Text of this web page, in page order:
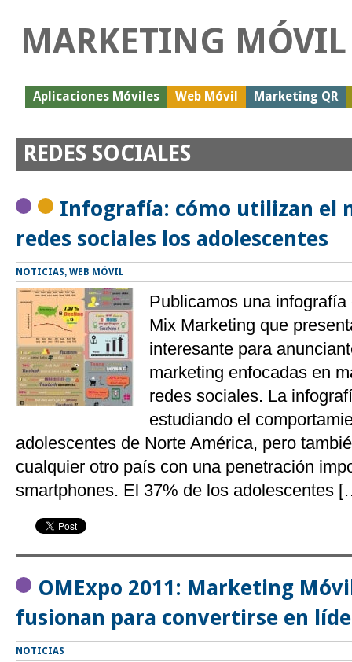
MARKETING MÓVIL
Aplicaciones Móviles Web Móvil Marketing QR
REDES SOCIALES
Infografía: cómo utilizan el
redes sociales los adolescentes
NOTICIAS, WEB MÓVIL
Publicamos una
Mix Marketing que
interesante para
marketing enfocadas en
redes sociales. La
estudiando el
adolescentes de Norte América, pero
cualquier otro país con una penetración
smartphones. El 37% de los adolescentes
OMExpo 2011: Marketing
fusionan para convertirse en
NOTICIAS